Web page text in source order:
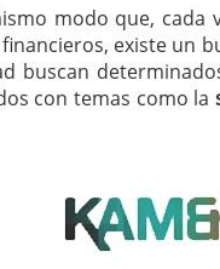
millones de euros
modo que, cada
existe un
buscan
con temas como la